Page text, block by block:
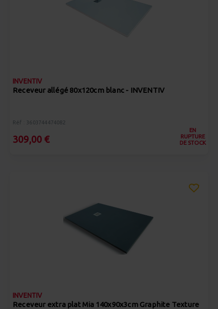
INVENTIV
Receveur allégé 80x120cm blanc - INVENTIV
Réf : 3603744474082
309,00 €
EN
RUPTURE
DE STOCK
INVENTIV
Receveur extra plat Mia 140x90x3cm Graphite Texture